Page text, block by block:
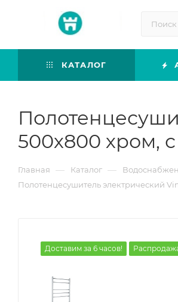
КАТАЛОГ
500х800 хром,
Главная — Каталог —
Полотенцесушитель электрический
Доставим за 6 часов!